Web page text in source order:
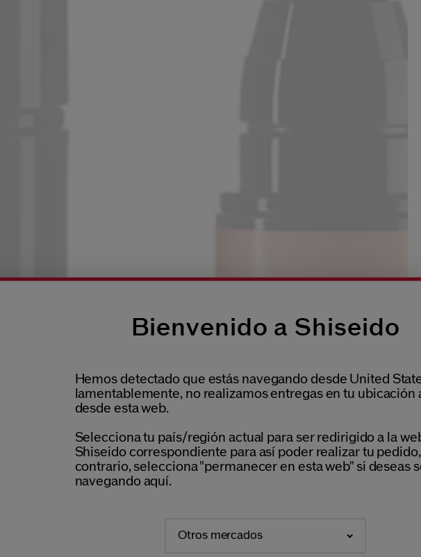
Bienvenido a Shiseido
Hemos detectado que estás navegando desde United
lamentablemente, no realizamos entregas en tu ubicación
desde esta web.
Selecciona tu país/región actual para ser redirigido a la
Shiseido correspondiente para así poder realizar tu
contrario, selecciona "permanecer en esta web" si deseas
navegando aquí.
Otros mercados